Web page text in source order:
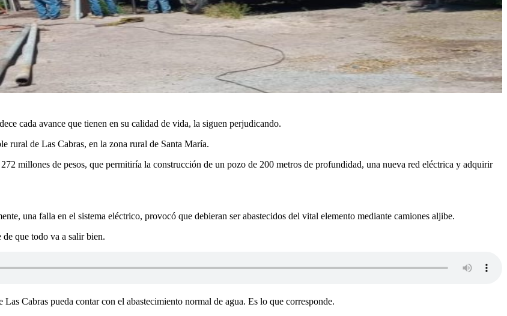
cada avance que tienen en su calidad de vida, la siguen perjudicando.
rural de Las Cabras, en la zona rural de Santa María.
millones de pesos, que permitiría la construcción de un pozo de 200 metros de profundidad, una nueva red eléctrica y adquirir
una falla en el sistema eléctrico, provocó que debieran ser abastecidos del vital elemento mediante camiones aljibe.
que todo va a salir bien.
Cabras pueda contar con el abastecimiento normal de agua. Es lo que corresponde.